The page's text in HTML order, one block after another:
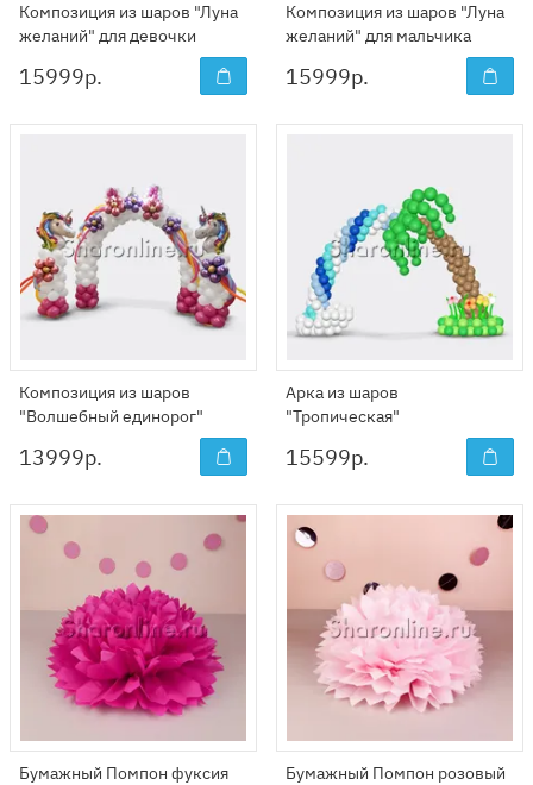
Композиция из шаров "Луна
желаний" для девочки
15999р.
Композиция из шаров "Луна
желаний" для мальчика
15999р.
Композиция из шаров
"Волшебный единорог"
13999р.
Арка из шаров
"Тропическая"
15599р.
Бумажный Помпон фуксия
Бумажный Помпон розовый